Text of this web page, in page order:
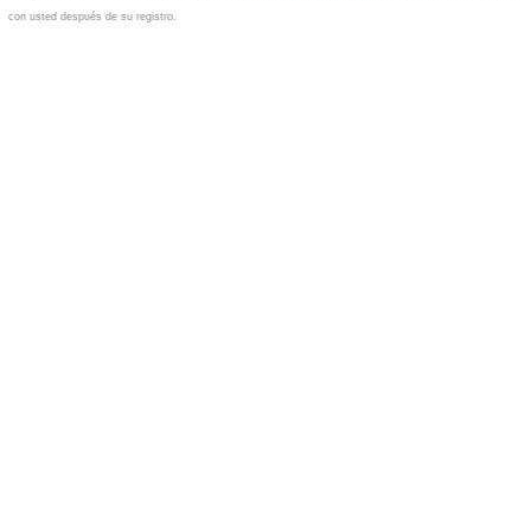
con usted después de su registro.